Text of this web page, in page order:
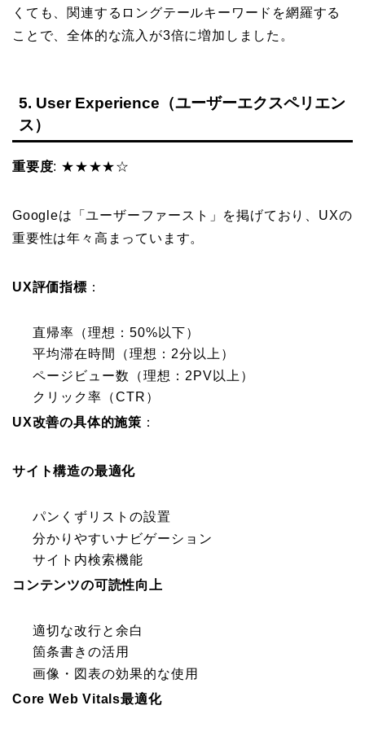
くても、関連するロングテールキーワードを網羅する
ことで、全体的な流入が3倍に増加しました。
5. User Experience（ユーザーエクスペリエン
ス）
重要度: ★★★★☆
Googleは「ユーザーファースト」を掲げており、UXの
重要性は年々高まっています。
UX評価指標 ：
直帰率（理想：50%以下）
平均滞在時間（理想：2分以上）
ページビュー数（理想：2PV以上）
クリック率（CTR）
UX改善の具体的施策 ：
サイト構造の最適化
パンくずリストの設置
分かりやすいナビゲーション
サイト内検索機能
コンテンツの可読性向上
適切な改行と余白
箇条書きの活用
画像・図表の効果的な使用
Core Web Vitals最適化